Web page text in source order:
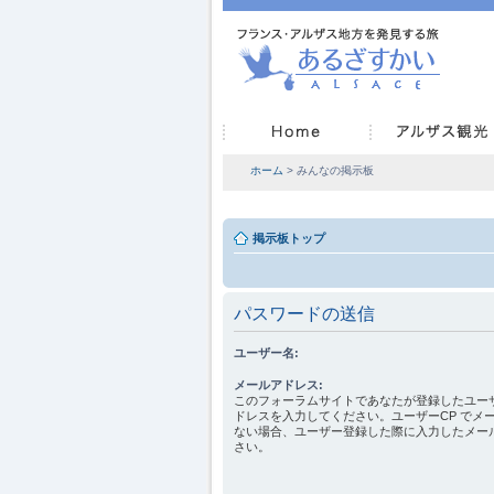
ホーム > みんなの掲示板
掲示板トップ
パスワードの送信
ユーザー名:
メールアドレス:
このフォーラムサイトであなたが登録したユー
ドレスを入力してください。ユーザーCP でメ
ない場合、ユーザー登録した際に入力したメー
さい。